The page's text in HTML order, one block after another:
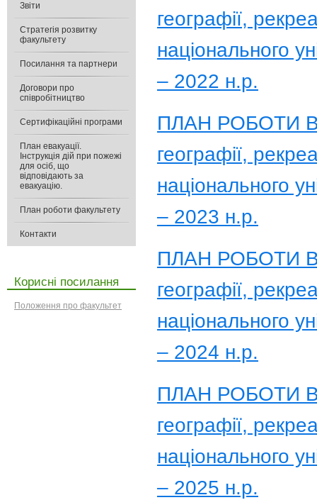
географії,
національного
– 2022 н.р.
ПЛАН РОБОТИ
географії,
національного
– 2023 н.р.
ПЛАН РОБОТИ
географії,
національного
– 2024 н.р.
ПЛАН РОБОТИ
географії,
національного
– 2025 н.р.
Звіти
Стратегія розвитку
факультету
Посилання та партнери
Договори про
співробітництво
Сертифікаційні програми
План евакуації.
Інструкція дій при пожежі
для осіб, що
відповідають за
евакуацію.
План роботи факультету
Контакти
Корисні посилання
Положення про факультет